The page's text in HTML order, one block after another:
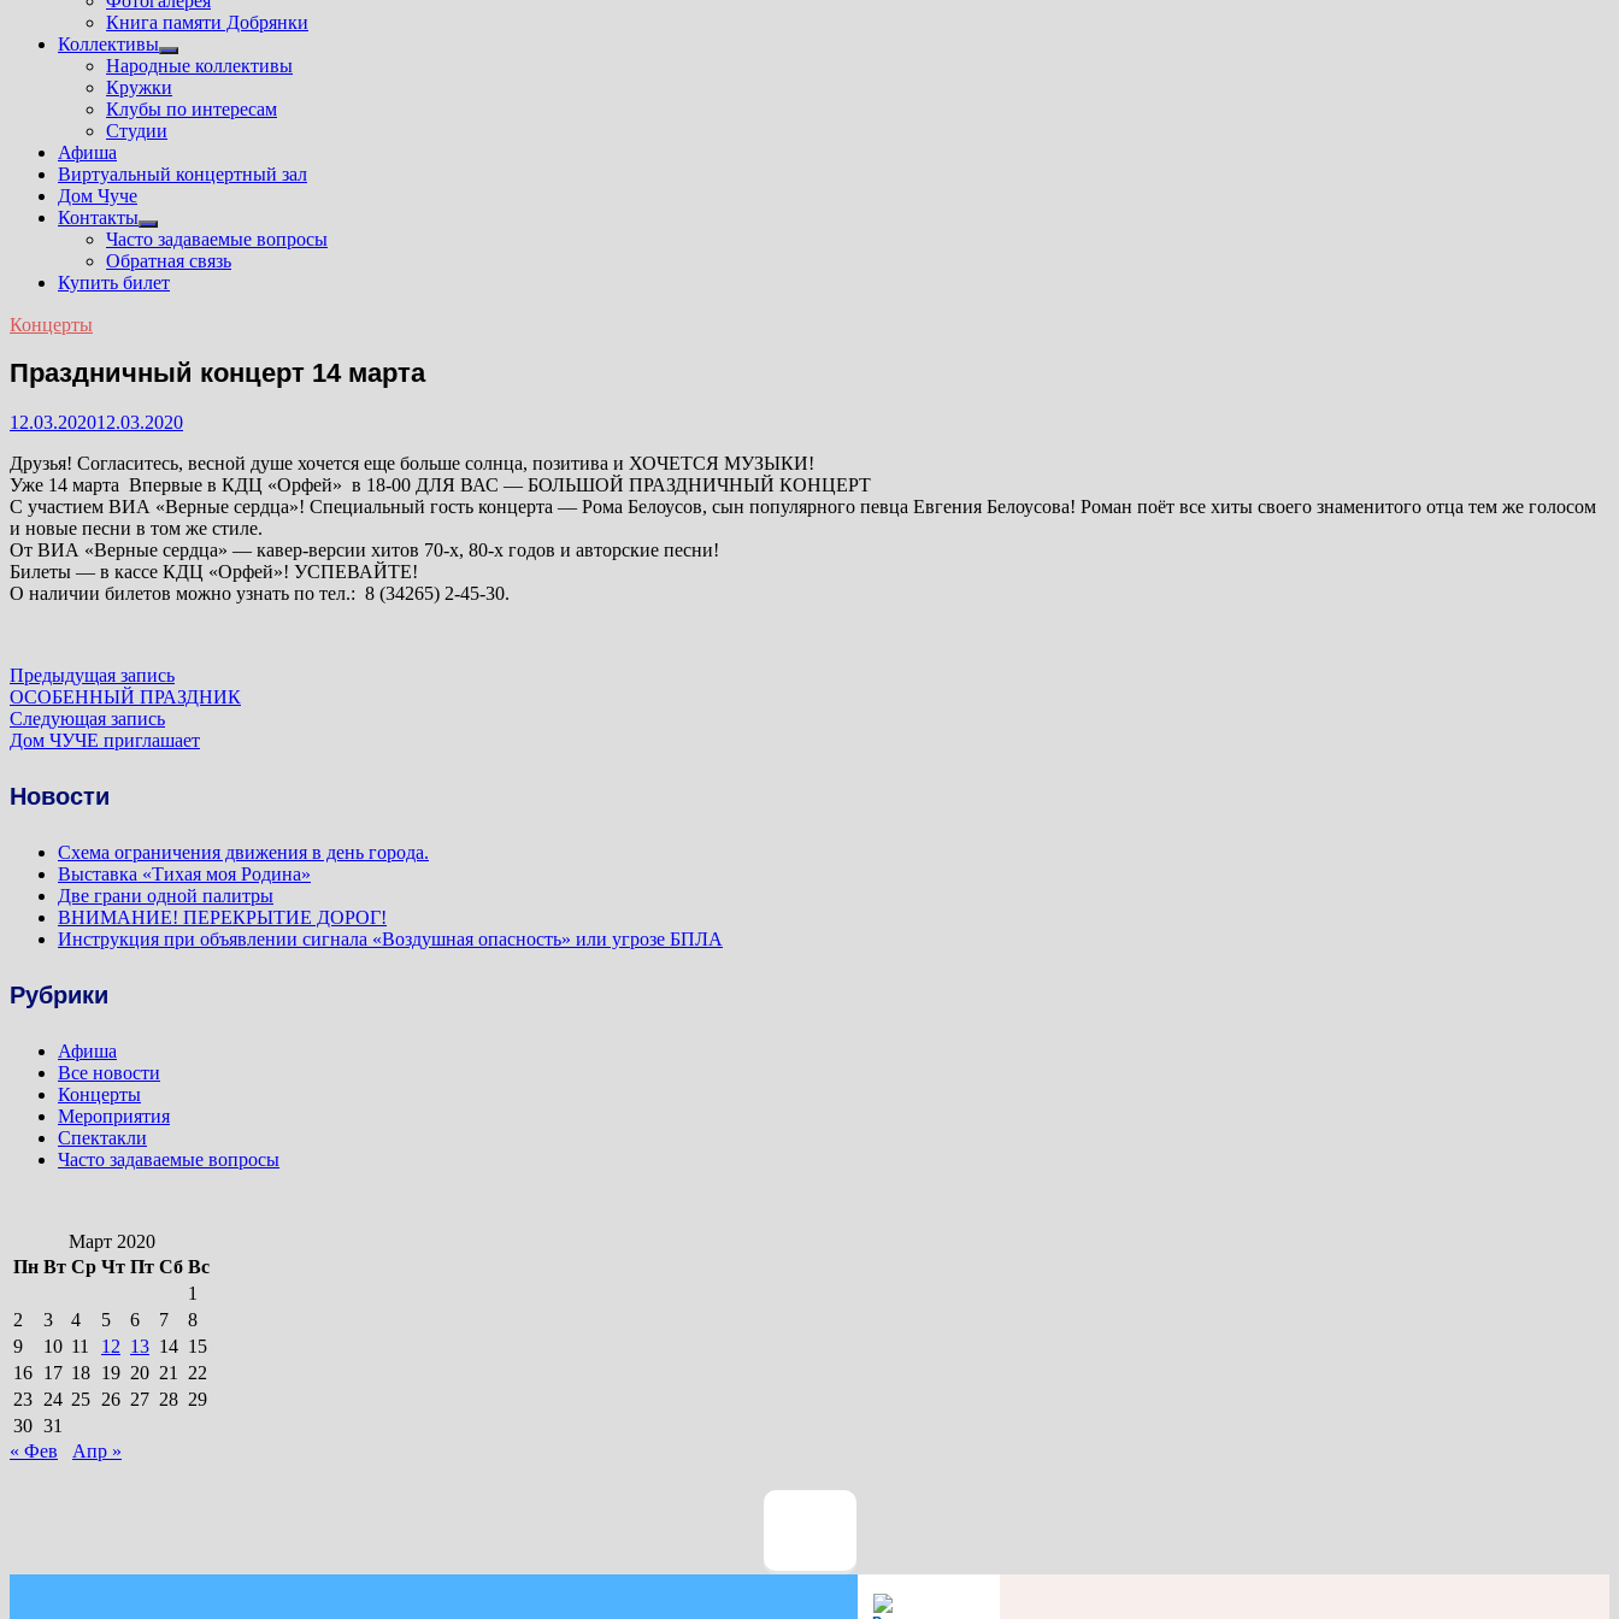
Книга памяти Добрянки
Коллективы
Показать
подменю
Народные коллективы
Кружки
Клубы по интересам
Студии
Афиша
Виртуальный концертный зал
Дом Чуче
Контакты
Показать
подменю
Часто задаваемые вопросы
Обратная связь
Купить билет
Концерты
Праздничный концерт 14 марта
12.03.202012.03.2020
Друзья! Согласитесь, весной душе хочется еще больше солнца, позитива и ХОЧЕТСЯ МУЗЫКИ!
Уже 14 марта Впервые в КДЦ «Орфей» в 18-00 ДЛЯ ВАС — БОЛЬШОЙ ПРАЗДНИЧНЫЙ КОНЦЕРТ
С участием ВИА «Верные сердца»! Специальный гость концерта — Рома Белоусов, сын популярного певца Евгения Белоусова! Роман поёт все хиты своего знаменитого отца тем же голосом
и новые песни в том же стиле.
От ВИА «Верные сердца» — кавер-версии хитов 70-х, 80-х годов и авторские песни!
Билеты — в кассе КДЦ «Орфей»! УСПЕВАЙТЕ!
О наличии билетов можно узнать по тел.: 8 (34265) 2-45-30.
Навигация
по
записям
Предыдущая записьПредыдущая
запись:
ОСОБЕННЫЙ ПРАЗДНИК
Следующая записьСледующая
запись:
Дом ЧУЧЕ приглашает
Новости
Схема ограничения движения в день города.
Выставка «Тихая моя Родина»
Две грани одной палитры
ВНИМАНИЕ! ПЕРЕКРЫТИЕ ДОРОГ!
Инструкция при объявлении сигнала «Воздушная опасность» или угрозе БПЛА
Рубрики
Афиша
Все новости
Концерты
Мероприятия
Спектакли
Часто задаваемые вопросы
Март 2020
Пн Вт Ср Чт Пт Сб Вс
1
2
3 4 5 6 7
8
9
10 11 12 13 14 15
16 17 18 19 20 21
22
23 24 25 26 27 28 29
30 31
« Фев
Апр »